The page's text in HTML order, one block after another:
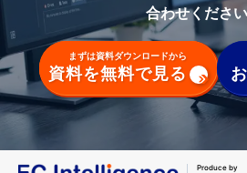
合わせくださ
まずは資料ダウンロードから
資料を無料で見る
Produce by